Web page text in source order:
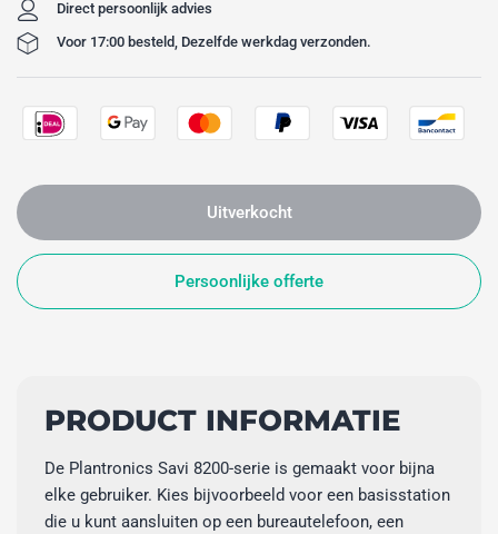
Direct persoonlijk advies
Voor 17:00 besteld, Dezelfde werkdag verzonden.
Uitverkocht
Persoonlijke offerte
PRODUCT INFORMATIE
De Plantronics Savi 8200-serie is gemaakt voor bijna
elke gebruiker. Kies bijvoorbeeld voor een basisstation
die u kunt aansluiten op een bureautelefoon, een